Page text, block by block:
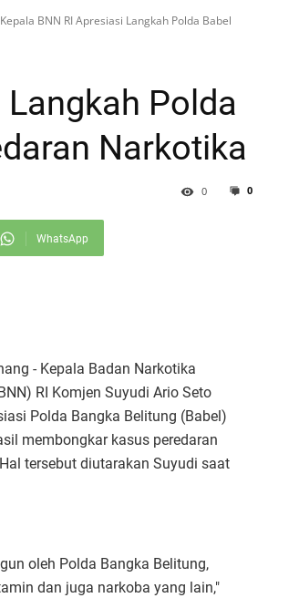
Kepala BNN RI Apresiasi Langkah Polda Babel
Polda
Narkotika
0
0
WhatsApp
- Kepala Badan Narkotika
RI Komjen Suyudi Ario Seto
Polda Bangka Belitung (Babel)
membongkar kasus peredaran
tersebut diutarakan Suyudi saat
oleh Polda Bangka Belitung,
dan juga narkoba yang lain,"